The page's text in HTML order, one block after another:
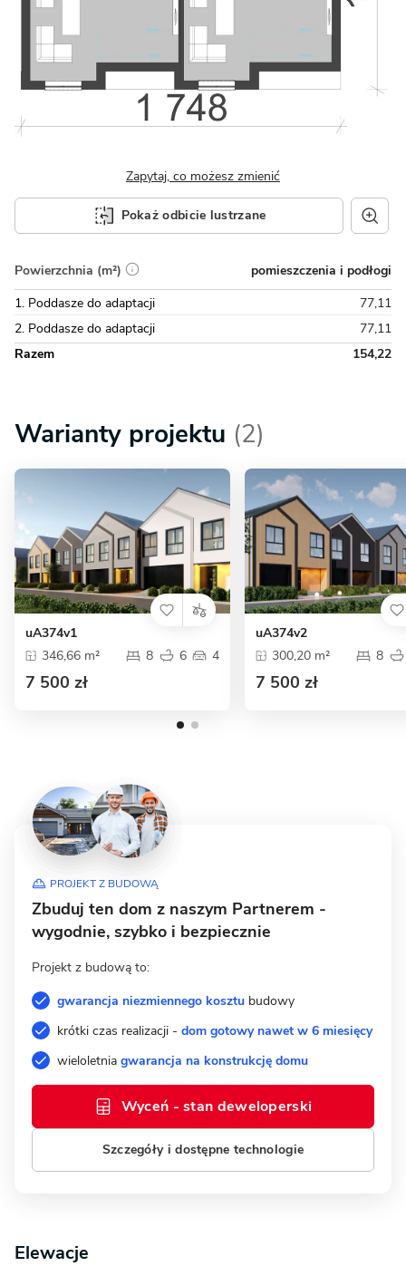
Zapytaj, co możesz zmienić
Pokaż odbicie lustrzane
Powierzchnia (m²)
pomieszczenia i podłogi
1. Poddasze do adaptacji
77,11
2. Poddasze do adaptacji
77,11
Razem
154,22
Warianty projektu (2)
uA374v1
346,66 m²
8 6 4
7 500 zł
uA374v2
300,20 m²
8
7 500 zł
PROJEKT Z BUDOWĄ
Zbuduj ten dom z naszym Partnerem -
wygodnie, szybko i bezpiecznie
Projekt z budową to:
gwarancja niezmiennego kosztu budowy
krótki czas realizacji - dom gotowy nawet w 6 miesięcy
wieloletnia gwarancja na konstrukcję domu
Szczegóły i dostępne technologie
Wyceń - stan deweloperski
Elewacje